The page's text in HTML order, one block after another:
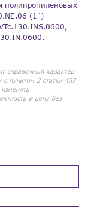
полипропиленовых
(1")
справочный характер
с пунктом 2 статьи 437
и цену без